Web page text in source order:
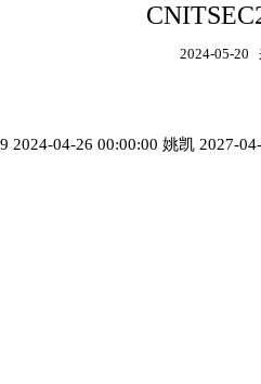
2024-05-20
2024-04-26 00:00:00 姚凯 2027-